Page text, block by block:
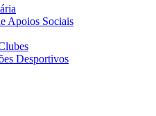
Apoios Sociais
Desportivos